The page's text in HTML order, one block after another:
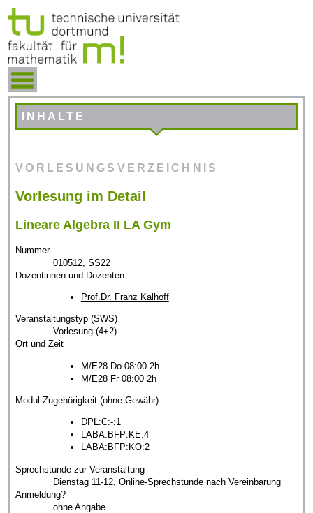
INHALTE
VORLESUNGSVERZEICHNIS
Vorlesung im Detail
Lineare Algebra II LA Gym
Nummer
010512, SS22
Dozentinnen und Dozenten
Prof.Dr. Franz Kalhoff
Veranstaltungstyp (SWS)
Vorlesung (4+2)
Ort und Zeit
M/E28 Do 08:00 2h
M/E28 Fr 08:00 2h
Modul-Zugehörigkeit (ohne Gewähr)
DPL:C:-:1
LABA:BFP:KE:4
LABA:BFP:KO:2
Sprechstunde zur Veranstaltung
Dienstag 11-12, Online-Sprechstunde nach Vereinbarung
Anmeldung?
ohne Angabe